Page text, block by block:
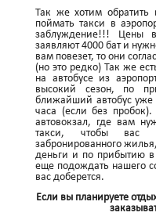
Так же хотим
поймать такси в
заблуждение!!! Цены
заявляют 4000 бат и
вам повезет, то они
(но это редко) Так же
на автобусе из
высокий сезон, по
ближайший автобус уже
часа (если без
автовокзал, где вам
такси, чтобы вас
забронированного
деньги и по прибытию
еще подождать нашего
вас доберется.
Если вы планируете